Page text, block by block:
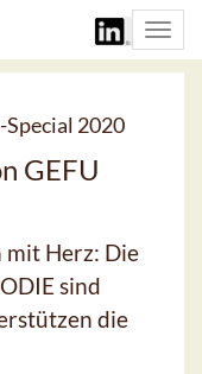
2020
GEFU
Herz: Die
sind
die